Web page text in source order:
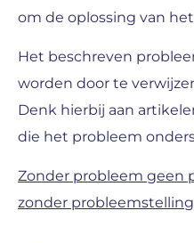
om de oplossing van
Het beschreven
worden door te
Denk hierbij aan
die het probleem
Zonder probleem geen
zonder